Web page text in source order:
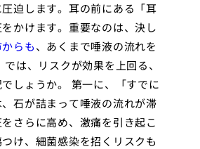
迫します。耳の前にある「耳
かけます。重要なのは、決し
らも、あくまで唾液の流れを
は、リスクが効果を上回る、
しょうか。 第一に、「すでに
石が詰まって唾液の流れが滞
さらに高め、激痛を引き起こ
け、細菌感染を招くリスクも